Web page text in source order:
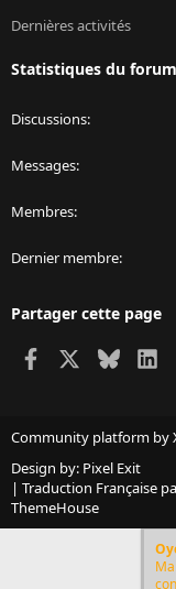
Dernières activités
Statistiques du forum
Discussions
Messages
Membres
Dernier membre
Partager cette page
Facebook Bluesky
Community platform by
Design by: Pixel Exit
| Traduction Française
ThemeHouse